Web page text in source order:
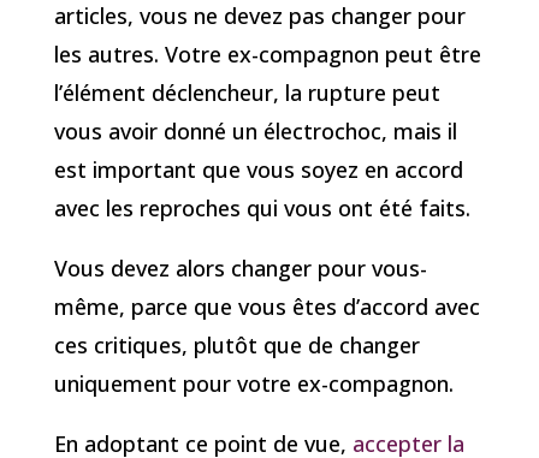
articles, vous ne devez pas changer pour
les autres. Votre ex-compagnon peut être
l’élément déclencheur, la rupture peut
vous avoir donné un électrochoc, mais il
est important que vous soyez en accord
avec les reproches qui vous ont été faits.
Vous devez alors changer pour vous-
même, parce que vous êtes d’accord avec
ces critiques, plutôt que de changer
uniquement pour votre ex-compagnon.
En adoptant ce point de vue, accepter la